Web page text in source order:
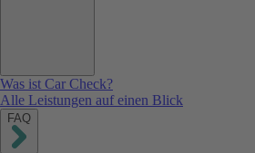
Was ist Car Check?
Alle Leistungen auf einen Blick
FAQ